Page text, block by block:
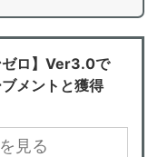
ゼロ】Ver3.0で
メントと獲得
見る